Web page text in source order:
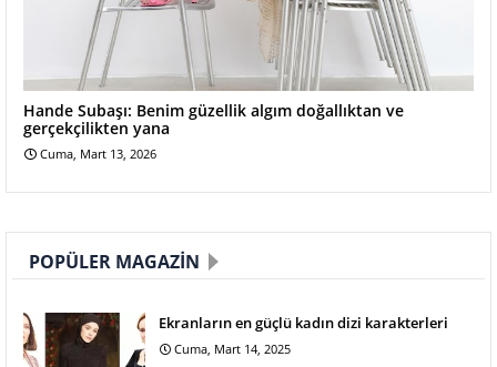
Hande Subaşı: Benim güzellik algım doğallıktan ve
gerçekçilikten yana
Cuma, Mart 13, 2026
POPÜLER MAGAZIN
Ekranların en güçlü kadın dizi karakterleri
Cuma, Mart 14, 2025